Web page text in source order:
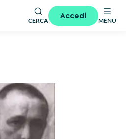
CERCA
Accedi
MENU